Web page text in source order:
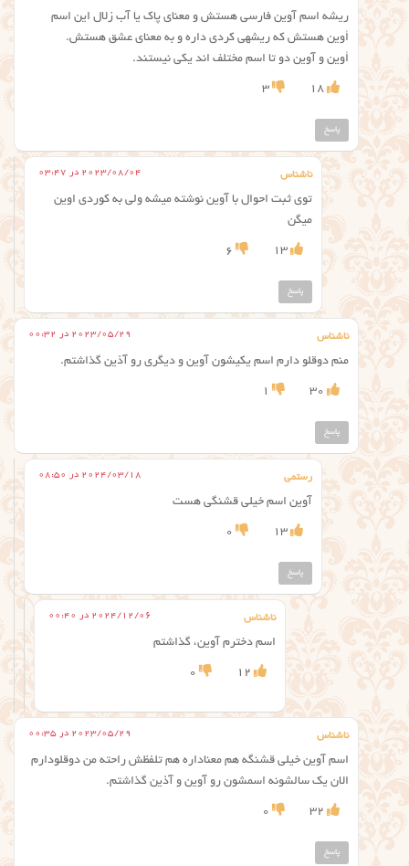
ریشه اسم آوین فارسی هستش و معنای پاک یا آب زلال این اسم
أوین هستش که ریشهی کردی داره و به معنای عشق هستش.
أوین و آوین دو تا اسم مختلف اند یکی نیستند.
18
3
پاسخ
ناشناس 2023/08/04 در 03:47
توی ثبت احوال با آوین نوشته میشه ولی به کوردی اوین
میگن
13
6
پاسخ
ناشناس 2023/05/29 در 00:32
منم دوقلو دارم اسم یکیشون آوین و دیگری رو آذین گذاشتم.
30
1
پاسخ
رستمی 2024/03/18 در 08:50
آوین اسم خیلی قشنگی هست
13
0
پاسخ
ناشناس 2024/12/06 در 00:40
اسم دخترم آوین، گذاشتم
12
0
ناشناس 2023/05/29 در 00:35
اسم آوین خیلی قشنگه هم معناداره هم تلفظش راحته من دوقلودارم
الان یک سالشونه اسمشون رو آوین و آذین گذاشتم.
32
0
پاسخ